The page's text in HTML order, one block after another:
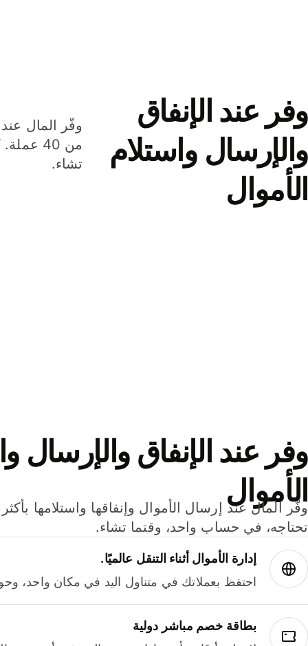
وفر عند الإنفاق
والإرسال واستلام
الأموال
وفّر المال عند
من 40
تشاء.
وفر عند الإنفاق والإرسال
الأموال
تحتاجه، في حساب واحد، وقتما تشاء.
إدارة الأموال أثناء التنقل عالميًا.
احتفظ بعملاتك في متناول اليد في مكان واحد،
بطاقة خصم مباشر دولية